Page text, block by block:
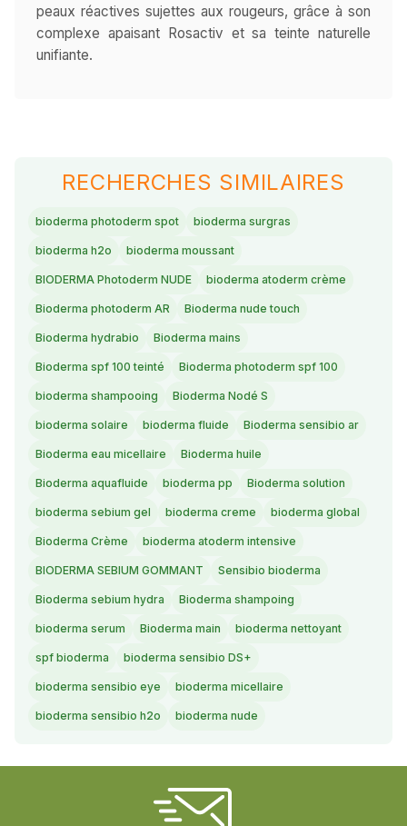
peaux réactives sujettes aux rougeurs, grâce à son
complexe apaisant Rosactiv et sa teinte naturelle
unifiante.
RECHERCHES SIMILAIRES
bioderma photoderm spot bioderma surgras
bioderma h2o bioderma moussant
BIODERMA Photoderm NUDE bioderma atoderm crème
Bioderma photoderm AR Bioderma nude touch
Bioderma hydrabio Bioderma mains
Bioderma spf 100 teinté Bioderma photoderm spf 100
bioderma shampooing Bioderma Nodé S
bioderma solaire bioderma fluide Bioderma sensibio ar
Bioderma eau micellaire Bioderma huile
Bioderma aquafluide bioderma pp Bioderma solution
bioderma sebium gel bioderma creme bioderma global
Bioderma Crème bioderma atoderm intensive
BIODERMA SEBIUM GOMMANT Sensibio bioderma
Bioderma sebium hydra Bioderma shampoing
bioderma serum Bioderma main bioderma nettoyant
spf bioderma bioderma sensibio DS+
bioderma sensibio eye bioderma micellaire
bioderma sensibio h2o bioderma nude